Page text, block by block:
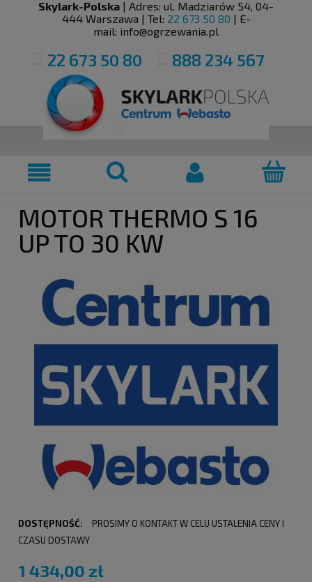
Skylark-Polska | Adres: ul. Madziarów 54, 04-
444 Warszawa | Tel: 22 673 50 80 | E-
mail: info@ogrzewania.pl
22 673 50 80 888 234 567
MOTOR THERMO S 16
UP TO 30 KW
DOSTĘPNOŚĆ:
PROSIMY O KONTAKT W CELU USTALENIA CENY I
CZASU DOSTAWY
1 434,00 zł